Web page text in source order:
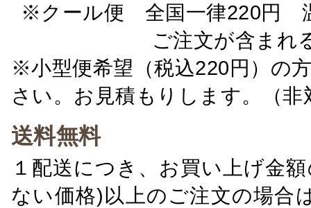
※クール便 全国一律220円
ご注文が含ま
※小型便希望（税込220円）の
さい。お見積もりします。（非
送料無料
１配送につき、お買い上げ金
ない価格)以上のご注文の場合